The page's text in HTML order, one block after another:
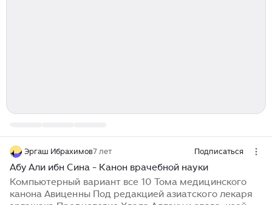
Эргаш Ибрахимов7 лет Подписаться
Абу Али ибн Сина - Канон врачебной науки
Компьютерный вариант все 10 Тома медицинского
канона Авиценны Под редакцией азиатского лекаря